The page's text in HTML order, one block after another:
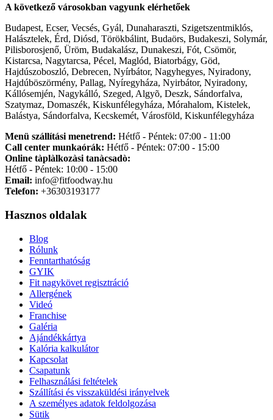
A következő városokban vagyunk elérhetőek
Budapest, Ecser, Vecsés, Gyál, Dunaharaszti, Szigetszentmiklós,
Halásztelek, Érd, Diósd, Törökbálint, Budaörs, Budakeszi, Solymár,
Pilisborosjenő, Üröm, Budakalász, Dunakeszi, Fót, Csömör,
Kistarcsa, Nagytarcsa, Pécel, Maglód, Biatorbágy, Göd,
Hajdúszoboszló, Debrecen, Nyírbátor, Nagyhegyes, Nyiradony,
Hajdúböszörmény, Pallag, Nyíregyháza, Nyirbátor, Nyiradony,
Kállósemjén, Nagykálló, Szeged, Algyõ, Deszk, Sándorfalva,
Szatymaz, Domaszék, Kiskunfélegyháza, Mórahalom, Kistelek,
Balástya, Sándorfalva, Kecskemét, Városföld, Kiskunfélegyháza
Menü szállítási menetrend: Hétfő - Péntek: 07:00 - 11:00
Call center munkaórák: Hétfő - Péntek: 07:00 - 15:00
Online tàplàlkozàsi tanàcsadò:
Hétfő - Péntek: 10:00 - 15:00
Email: info@fitfoodway.hu
Telefon: +36303193177
Hasznos oldalak
Blog
Rólunk
Fenntarthatóság
GYIK
Fit nagykövet regisztráció
Allergének
Videó
Franchise
Galéria
Ajándékkártya
Kalória kalkulátor
Kapcsolat
Csapatunk
Felhasználási feltételek
Szállítási és visszaküldési irányelvek
A személyes adatok feldolgozása
Sütik